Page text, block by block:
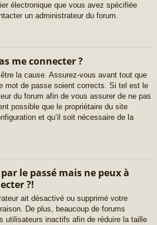
électronique que vous avez spécifiée
un administrateur du forum.
me connecter ?
la cause. Assurez-vous avant tout que
mot de passe soient corrects. Si tel est le
du forum afin de vous assurer de ne pas
possible que le propriétaire du site
et qu’il soit nécessaire de la
le passé mais ne peux à
?!
ait désactivé ou supprimé votre
De plus, beaucoup de forums
utilisateurs inactifs afin de réduire la taille